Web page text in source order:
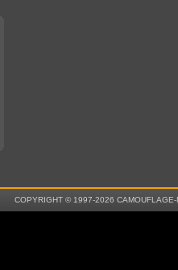
COPYRIGHT © 1997-2026 CAMOUFLAGE-